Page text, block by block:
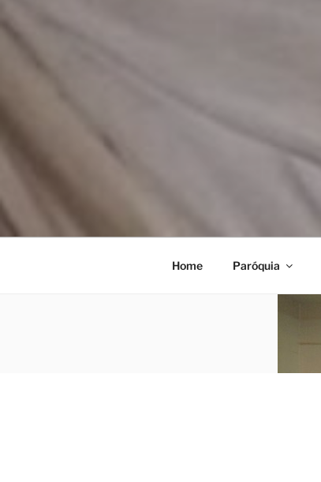
Home Paróquia